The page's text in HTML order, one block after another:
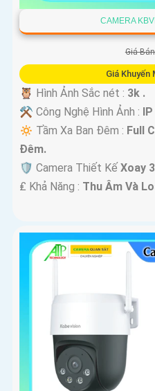
CAMERA
Giá
Giá Khuyến
🦉 Hình Ảnh Sắc nét : 3k .
⚒ Công Nghệ Hình Ảnh :
🔅 Tầm Xa Ban Đêm : Full
Ðêm.
🛡 Camera Thiết Kế Xoay
️₤ Khả Năng : Thu Âm Và